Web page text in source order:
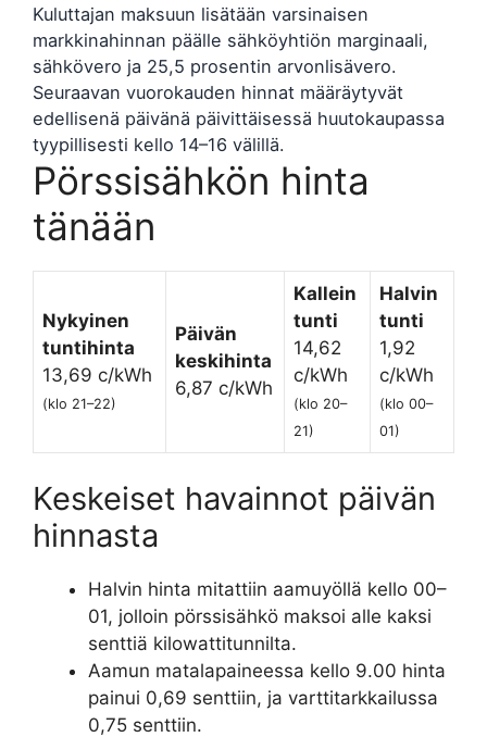
Kuluttajan maksuun lisätään varsinaisen
markkinahinnan päälle sähköyhtiön marginaali,
sähkövero ja 25,5 prosentin arvonlisävero.
Seuraavan vuorokauden hinnat määräytyvät
edellisenä päivänä päivittäisessä huutokaupassa
tyypillisesti kello 14–16 välillä.
Pörssisähkön hinta
tänään
Nykyinen
tuntihinta
13,69 c/kWh
(klo 21–22)
Päivän
keskihinta
6,87 c/kWh
Kallein
tunti
14,62
c/kWh
(klo 20–
21)
Halvin
tunti
1,92
c/kWh
(klo 00–
01)
Keskeiset havainnot päivän
hinnasta
Halvin hinta mitattiin aamuyöllä kello 00–
01, jolloin pörssisähkö maksoi alle kaksi
senttiä kilowattitunnilta.
Aamun matalapaineessa kello 9.00 hinta
painui 0,69 senttiin, ja varttitarkkailussa
0,75 senttiin.